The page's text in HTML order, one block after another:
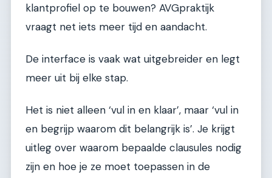
klantprofiel op te bouwen? AVGpraktijk
vraagt net iets meer tijd en aandacht.
De interface is vaak wat uitgebreider en legt
meer uit bij elke stap.
Het is niet alleen ‘vul in en klaar’, maar ‘vul in
en begrijp waarom dit belangrijk is’. Je krijgt
uitleg over waarom bepaalde clausules nodig
zijn en hoe je ze moet toepassen in de